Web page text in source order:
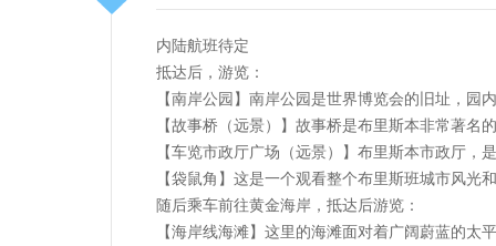
内陆航班待定
抵达后，游览：
【南岸公园】南岸公园是世界博览会的旧址，
【故事桥（远景）】故事桥是布里斯本非常著
【车览市政厅广场（远景）】布里斯本市政厅
【袋鼠角】这是一个观看整个布里斯班城市风
随后乘车前往黄金海岸，抵达后游览：
【海岸线海滩】这里的海滩面对着广阔蔚蓝的